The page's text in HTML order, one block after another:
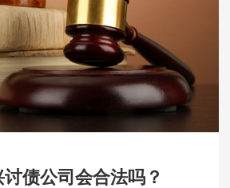
讨债公司会合法吗？